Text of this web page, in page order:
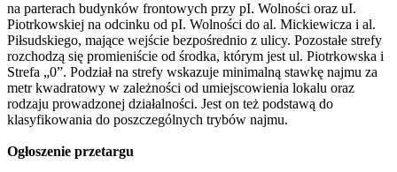
na parterach budynków frontowych przy pI. Wolności oraz uI.
Piotrkowskiej na odcinku od pI. Wolności do al. Mickiewicza i al.
Piłsudskiego, mające wejście bezpośrednio z ulicy. Pozostałe strefy
rozchodzą się promieniście od środka, którym jest ul. Piotrkowska i
Strefa „0”. Podział na strefy wskazuje minimalną stawkę najmu za
metr kwadratowy w zależności od umiejscowienia lokalu oraz
rodzaju prowadzonej działalności. Jest on też podstawą do
klasyfikowania do poszczególnych trybów najmu.
Ogłoszenie przetargu